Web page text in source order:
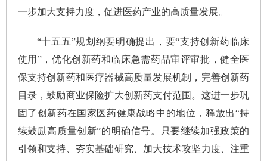
一步加大支持力度，促进医药产业的高质量发展。
“十五五”规划纲要明确提出，要“支持创新药临床
使用”，优化创新药和临床急需药品审评审批，健全医
保支持创新药和医疗器械高质量发展机制，完善创新药
目录，鼓励商业保险扩大创新药支付范围。这进一步巩
固了创新药在国家医药健康战略中的地位，释放出“持
续鼓励高质量创新”的明确信号。只要继续加强政策的
引领和支持、夯实基础研究、加大技术攻坚力度、注重